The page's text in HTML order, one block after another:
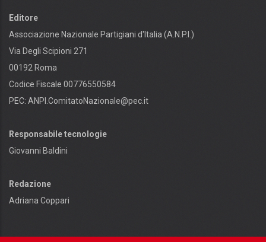
Editore
Associazione Nazionale Partigiani d'Italia (A.N.P.I.)
Via Degli Scipioni 271
00192 Roma
Codice Fiscale 00776550584
PEC: ANPI.ComitatoNazionale@pec.it
Responsabile tecnologie
Giovanni Baldini
Redazione
Adriana Coppari